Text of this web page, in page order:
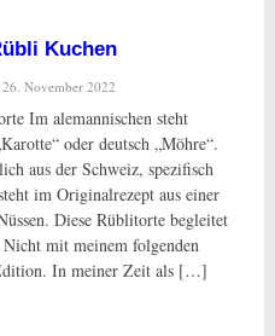
Kuchen
November 2022
Im alemannischen steht
oder deutsch „Möhre“.
aus der Schweiz, spezifisch
im Originalrezept aus einer
Diese Rüblitorte begleitet
mit meinem folgenden
In meiner Zeit als […]